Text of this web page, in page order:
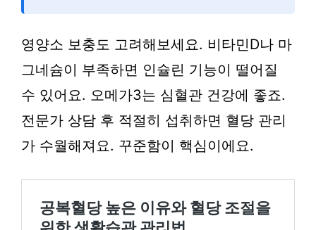
영양소 보충도 고려해보세요. 비타민D나 마
그네슘이 부족하면 인슐린 기능이 떨어질
수 있어요. 오메가3는 심혈관 건강에 좋죠.
전문가 상담 후 적절히 섭취하면 혈당 관리
가 수월해져요. 꾸준함이 핵심이에요.